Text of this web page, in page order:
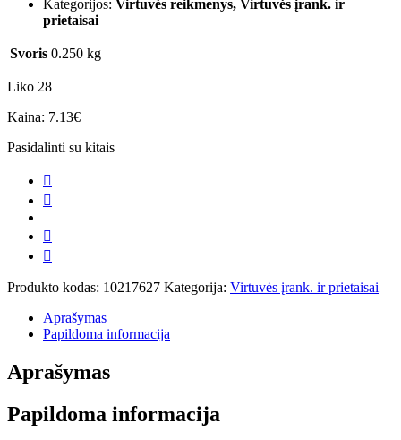
Kategorijos: Virtuvės reikmenys, Virtuvės įrank. ir
prietaisai
Svoris 0.250 kg
Liko 28
Kaina: 7.13€
Pasidalinti su kitais
Produkto kodas: 10217627 Kategorija: Virtuvės įrank. ir prietaisai
Aprašymas
Papildoma informacija
Aprašymas
Papildoma informacija